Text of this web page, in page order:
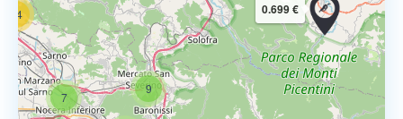
7
9
14 0.699 €